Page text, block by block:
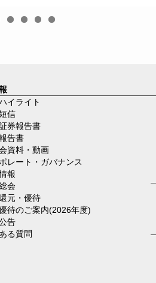
イライト
信
券報告書
告書
資料・動画
レート・ガバナンス
報
会
元・優待
待のご案内(2026年度)
告
る質問